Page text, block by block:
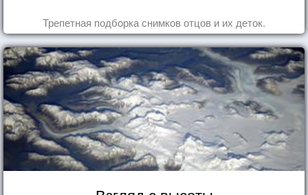
Трепетная подборка снимков отцов и их деток.